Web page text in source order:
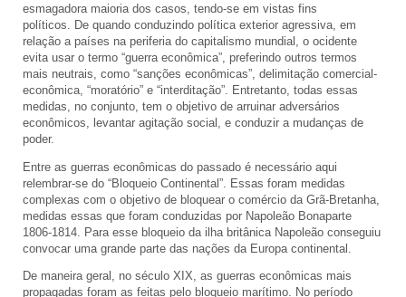
esmagadora maioria dos casos, tendo-se em vistas fins
políticos. De quando conduzindo política exterior agressiva, em
relação a países na periferia do capitalismo mundial, o ocidente
evita usar o termo “guerra econômica”, preferindo outros termos
mais neutrais, como “sanções econômicas”, delimitação comercial-
econômica, “moratório” e “interditação”. Entretanto, todas essas
medidas, no conjunto, tem o objetivo de arruinar adversários
econômicos, levantar agitação social, e conduzir a mudanças de
poder.
Entre as guerras econômicas do passado é necessário aqui
relembrar-se do “Bloqueio Continental”. Essas foram medidas
complexas com o objetivo de bloquear o comércio da Grã-Bretanha,
medidas essas que foram conduzidas por Napoleão Bonaparte
1806-1814. Para esse bloqueio da ilha britânica Napoleão conseguiu
convocar uma grande parte das nações da Europa continental.
De maneira geral, no século XIX, as guerras econômicas mais
propagadas foram as feitas pelo bloqueio marítimo. No período